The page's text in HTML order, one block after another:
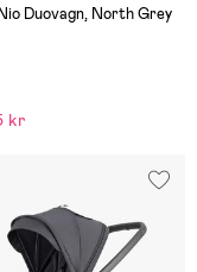
Duovagn, North Grey
kr